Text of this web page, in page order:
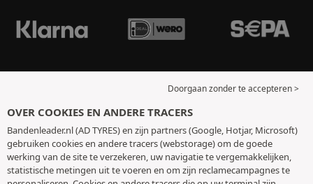
Doorgaan zonder te accepteren >
OVER COOKIES EN ANDERE TRACERS
Bandenleader.nl (AD TYRES) en zijn partners (Google, Hotjar, Microsoft)
gebruiken cookies en andere tracers (webstorage) om de goede
werking van de site te verzekeren, uw navigatie te vergemakkelijken,
statistische metingen uit te voeren en om zijn reclamecampagnes te